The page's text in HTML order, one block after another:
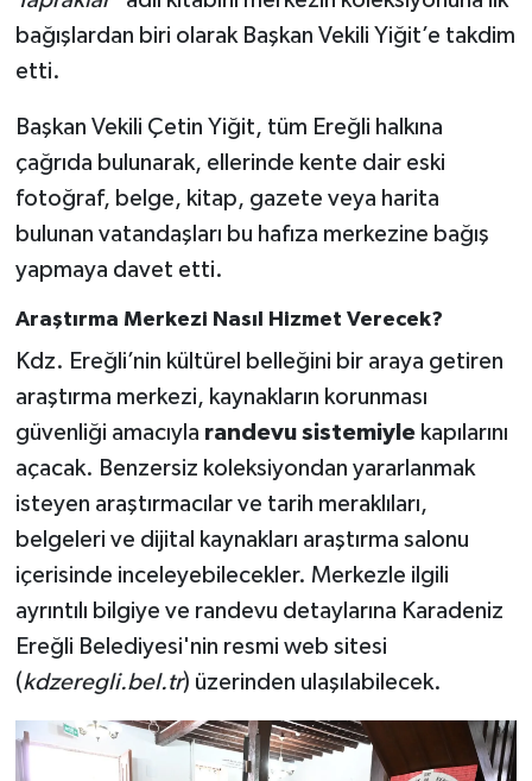
bağışlardan biri olarak Başkan Vekili Yiğit’e takdim
etti.
Başkan Vekili Çetin Yiğit, tüm Ereğli halkına
çağrıda bulunarak, ellerinde kente dair eski
fotoğraf, belge, kitap, gazete veya harita
bulunan vatandaşları bu hafıza merkezine bağış
yapmaya davet etti.
Araştırma Merkezi Nasıl Hizmet Verecek?
Kdz. Ereğli’nin kültürel belleğini bir araya getiren
araştırma merkezi, kaynakların korunması
güvenliği amacıyla randevu sistemiylekapılarını
açacak. Benzersiz koleksiyondan yararlanmak
isteyen araştırmacılar ve tarih meraklıları,
belgeleri ve dijital kaynakları araştırma salonu
içerisinde inceleyebilecekler. Merkezle ilgili
ayrıntılı bilgiye ve randevu detaylarına Karadeniz
Ereğli Belediyesi'nin resmi web sitesi
(kdzeregli.bel.tr) üzerinden ulaşılabilecek.